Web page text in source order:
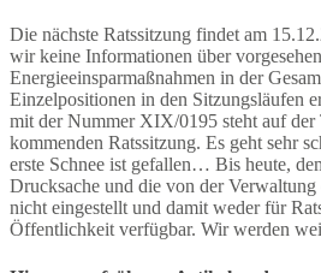
Die nächste Ratssitzung findet am
wir keine Informationen über
Energieeinsparmaßnahmen in der
Einzelpositionen in den Sitzungsläufen
mit der Nummer XIX/0195 steht auf der
kommenden Ratssitzung. Es geht sehr
erste Schnee ist gefallen… Bis heute,
Drucksache und die von der
nicht eingestellt und damit weder für
Öffentlichkeit verfügbar. Wir werden